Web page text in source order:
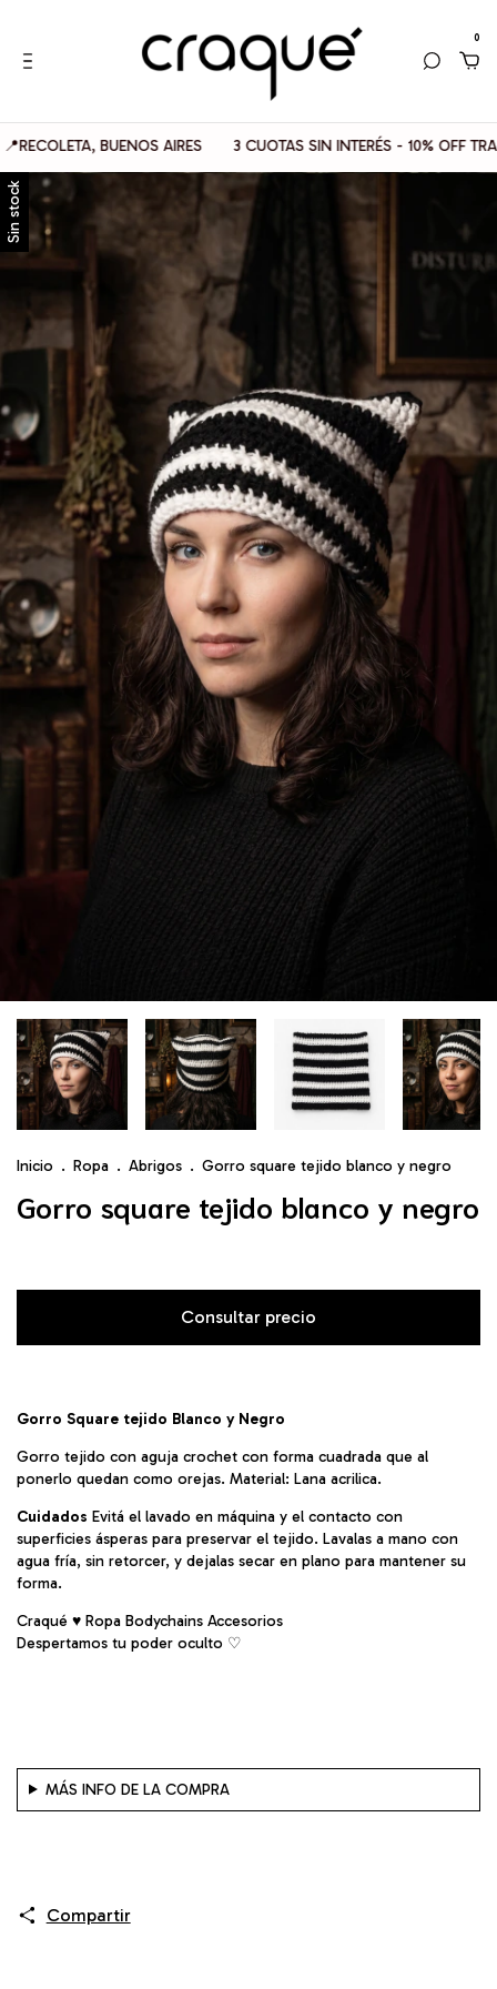
0
BUENOS AIRES 3 CUOTAS SIN INTERÉS - 10% OFF
Sin stock
Inicio . Ropa . Abrigos . Gorro square tejido blanco y negro
Gorro square tejido blanco y negro
Gorro Square tejido Blanco y Negro
Gorro tejido con aguja crochet con forma cuadrada que al
ponerlo quedan como orejas. Material: Lana acrilica.
Cuidados Evitá el lavado en máquina y el contacto con
superficies ásperas para preservar el tejido. Lavalas a mano con
agua fría, sin retorcer, y dejalas secar en plano para mantener su
forma.
Craqué ♥ Ropa Bodychains Accesorios
Despertamos tu poder oculto ♡︎
MÁS INFO DE LA COMPRA
Compartir